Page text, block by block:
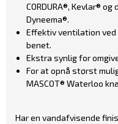
CORDURA®, Kevlar®
Dyneema®.
Effektiv ventilation
benet.
Ekstra synlig for
For at opnå størst
MASCOT® Waterloo
Har en vandafvisende